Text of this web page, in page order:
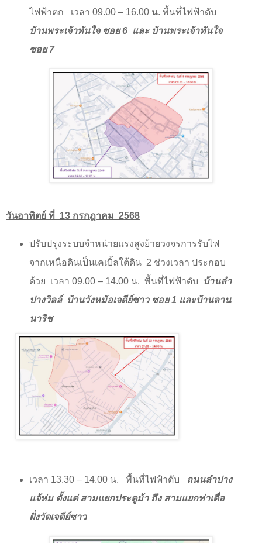
ไฟฟ้าตก
เวลา 09.00– 16.00 น. พื้นที่ไฟฟ้าดับ
บ้านพระเจ้าทันใจ ซอย 6
และ บ้านพระเจ้าทันใจ
ซอย 7
วันอาทิตย์ ที่ 13 กรกฎาคม 2568
ปรับปรุงระบบจำหน่ายแรงสูงย้ายวงจรการรับไฟ
จากเหนือดินเป็นเคเบิ้ลใต้ดิน 2 ช่วงเวลา ประกอบ
ด้วย เวลา 09.00 – 14.00น. พื้นที่ไฟฟ้าดับ
บ้านลำ
ปางวิลล์ บ้านวังหม้อเจดีย์ซาว ซอย1 และบ้านลาน
นาริช
เวลา 13.30 – 14.00น. พื้นที่ไฟฟ้าดับ
ถนนลำปาง
แจ้ห่ม ตั้งแต่ สามแยกประตูม้า ถึง สามแยกท่าเดื่อ
ฝั่งวัดเจดีย์ซาว